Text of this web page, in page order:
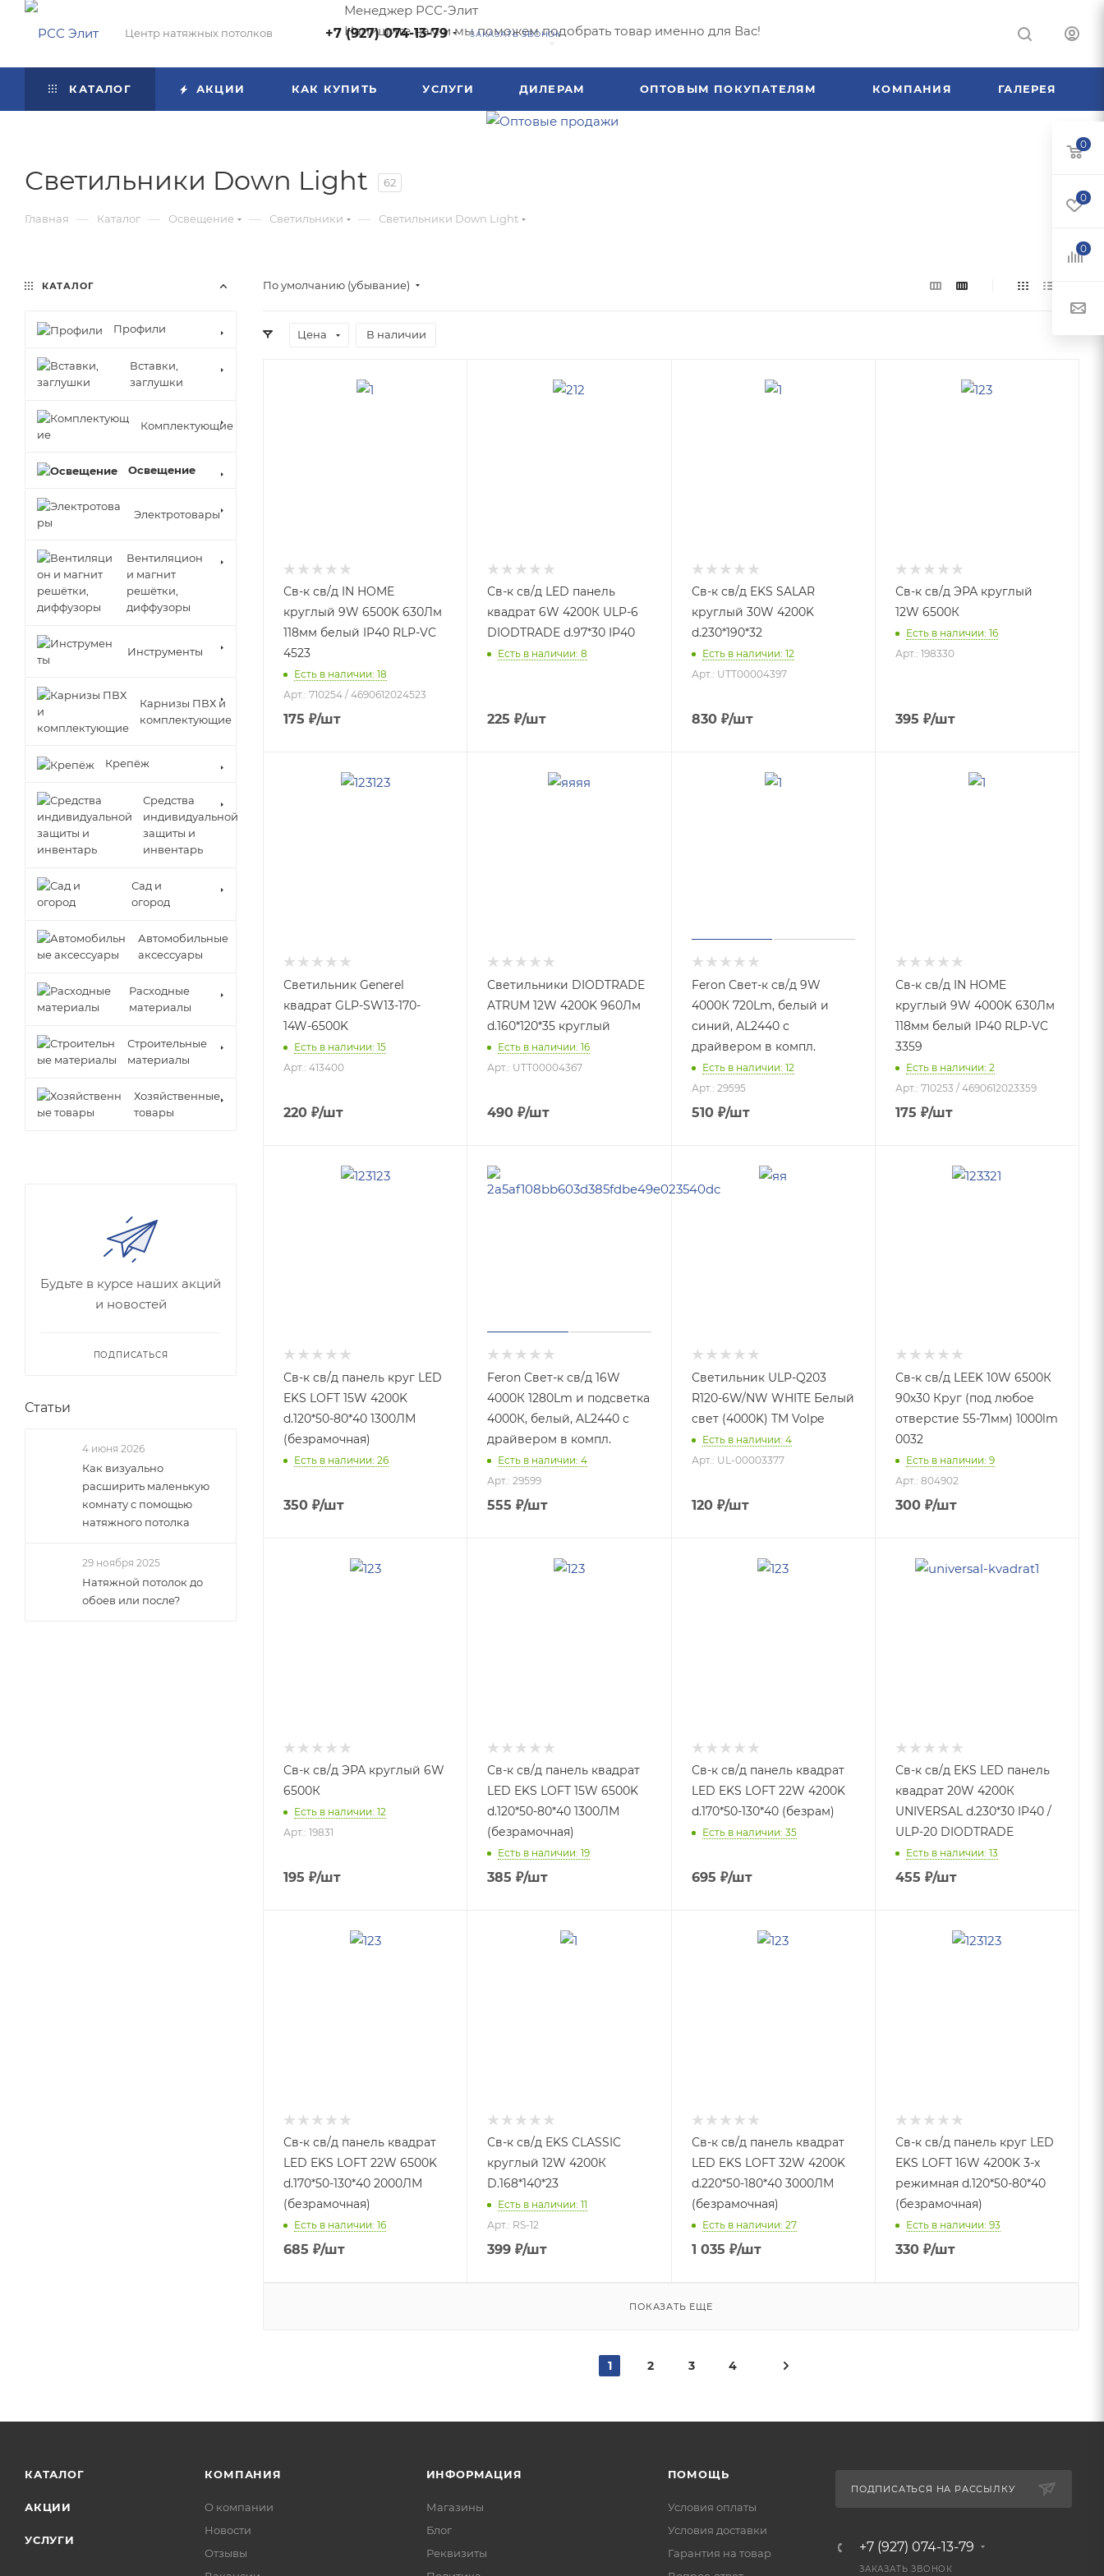
Менеджер РСС-Элит
Напишите нам и мы поможем подобрать товар именно для Вас!
Центр натяжных потолков +7 (927) 074-13-79 ЗАКАЗАТЬ ЗВОНОК
КАТАЛОГ АКЦИИ КАК КУПИТЬ УСЛУГИ ДИЛЕРАМ ОПТОВЫМ ПОКУПАТЕЛЯМ КОМПАНИЯ ГАЛЕРЕЯ
Светильники Down Light 62
Главная — Каталог — Освещение — Светильники — Светильники Down Light
По умолчанию (убывание)
Цена В наличии
Св-к св/д IN HOME
круглый 9W 6500K 630Лм
118мм белый IP40 RLP-VC
4523
Есть в наличии: 18
Арт.: 710254 / 4690612024523
175 ₽/шт
Св-к св/д LED панель
квадрат 6W 4200К ULP-6
DIODTRADE d.97*30 IP40
Есть в наличии: 8
225 ₽/шт
Св-к св/д EKS SALAR
круглый 30W 4200K
d.230*190*32
Есть в наличии: 12
Арт.: UTT00004397
830₽/шт
Св-к св/д ЭРА круглый
12W 6500К
Есть в наличии: 16
Арт.: 198330
395 ₽/шт
Светильник Generel
квадрат GLP-SW13-170-
14W-6500K
Есть в наличии: 15
Арт.: 413400
220 ₽/шт
Светильники DIODTRADE
ATRUM 12W 4200K 960Лм
d.160*120*35 круглый
Есть в наличии: 16
Арт.: UTT00004367
490 ₽/шт
Feron Свет-к св/д 9W
4000К 720Lm, белый и
синий, AL2440 с
драйвером в компл.
Есть в наличии: 12
Арт.: 29595
510₽/шт
Св-к св/д IN HOME
круглый 9W 4000K 630Лм
118мм белый IP40 RLP-VC
3359
Есть в наличии: 2
Арт.: 710253 / 4690612023359
175 ₽/шт
Св-к св/д панель круг LED
EKS LOFT 15W 4200K
d.120*50-80*40 1300ЛМ
(безрамочная)
Есть в наличии: 26
350 ₽/шт
Feron Свет-к св/д 16W
4000К 1280Lm и подсветка
4000К, белый, AL2440 с
драйвером в компл.
Есть в наличии: 4
Арт.: 29599
555 ₽/шт
Светильник ULP-Q203
R120-6W/NW WHITE Белый
свет (4000K) TM Volpe
Есть в наличии: 4
Арт.: UL-00003377
120₽/шт
Св-к св/д LEEK 10W 6500К
90х30 Круг (под любое
отверстие 55-71мм) 1000lm
0032
Есть в наличии: 9
Арт.: 804902
300₽/шт
Св-к св/д ЭРА круглый 6W
6500К
Есть в наличии: 12
Арт.: 19831
195 ₽/шт
Св-к св/д панель квадрат
LED EKS LOFT 15W 6500K
d.120*50-80*40 1300ЛМ
(безрамочная)
Есть в наличии: 19
385 ₽/шт
Св-к св/д панель квадрат
LED EKS LOFT 22W 4200K
d.170*50-130*40 (безрам)
Есть в наличии: 35
695 ₽/шт
Св-к св/д EKS LED панель
квадрат 20W 4200К
UNIVERSAL d.230*30 IP40 /
ULP-20 DIODTRADE
Есть в наличии: 13
455 ₽/шт
Св-к св/д панель квадрат
LED EKS LOFT 22W 6500K
d.170*50-130*40 2000ЛМ
(безрамочная)
Есть в наличии: 16
685 ₽/шт
Св-к св/д EKS CLASSIC
круглый 12W 4200К
D.168*140*23
Есть в наличии: 11
Арт.: RS-12
399 ₽/шт
Св-к св/д панель квадрат
LED EKS LOFT 32W 4200K
d.220*50-180*40 3000ЛМ
(безрамочная)
Есть в наличии: 27
1 035 ₽/шт
Св-к св/д панель круг LED
EKS LOFT 16W 4200K 3-х
режимная d.120*50-80*40
(безрамочная)
Есть в наличии: 93
330₽/шт
ПОКАЗАТЬ ЕЩЕ
1 2 3 4
КАТАЛОГ
Профили
Вставки,
заглушки
Комплектующие
Освещение
Электротовары
Вентиляцион
и магнит
решётки,
диффузоры
Инструменты
Карнизы ПВХ и
комплектующие
Крепёж
Средства
индивидуальной
защиты и
инвентарь
Сад и
огород
Автомобильные
аксессуары
Расходные
материалы
Строительные
материалы
Хозяйственные
товары
Будьте в курсе наших акций
и новостей
ПОДПИСАТЬСЯ
Статьи
4 июня 2026
Как визуально
расширить маленькую
комнату с помощью
натяжного потолка
29 ноября 2025
Натяжной потолок до
обоев или после?
КАТАЛОГ
АКЦИИ
УСЛУГИ
КОМПАНИЯ
О компании
Новости
Отзывы
ИНФОРМАЦИЯ
Магазины
Блог
Реквизиты
ПОМОЩЬ
Условия оплаты
Условия доставки
Гарантия на товар
ПОДПИСАТЬСЯ НА РАССЫЛКУ
+7 (927) 074-13-79
ЗАКАЗАТЬ ЗВОНОК
0
0
0